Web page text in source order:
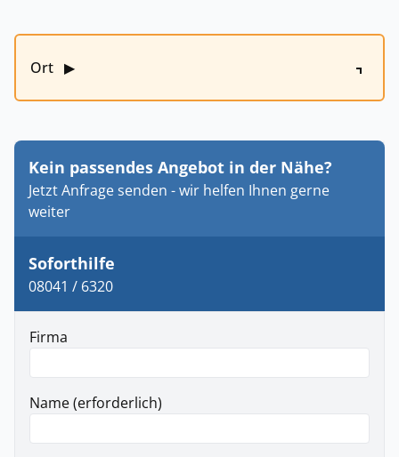
Ort ▶
Kein passendes Angebot in der Nähe?
Jetzt Anfrage senden - wir helfen Ihnen gerne
weiter
Soforthilfe
08041 / 6320
Firma
Name (erforderlich)